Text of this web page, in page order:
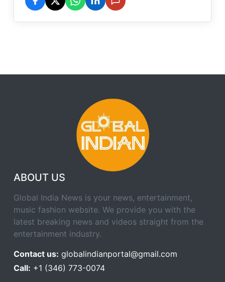
ABOUT US
Global India News is your news, entertainment,
music fashion website. We provide you with the
latest breaking news and videos straight from the
entertainment industry.
Contact us: globalindianportal@gmail.com
Call: +1 (346) 773-0074